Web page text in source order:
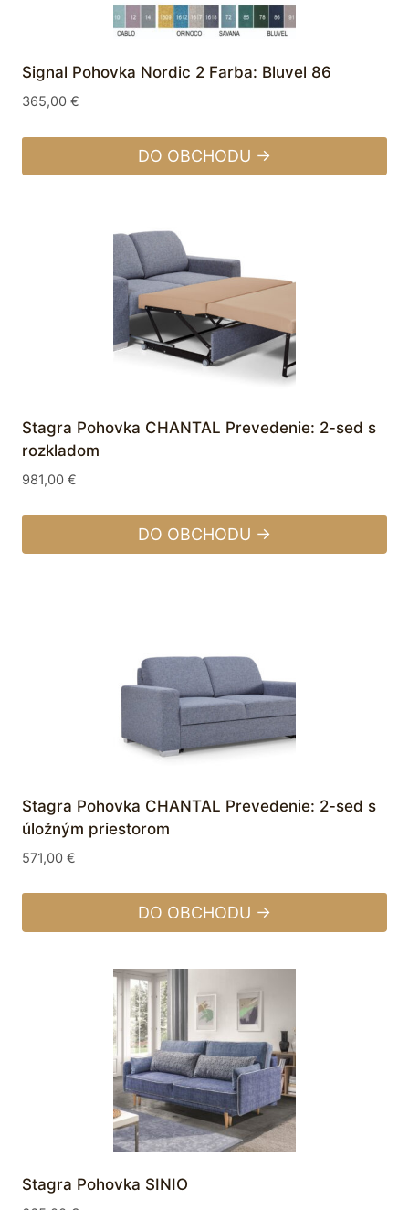
Signal Pohovka Nordic 2 Farba: Bluvel 86
365,00 €
DO OBCHODU →
Stagra Pohovka CHANTAL Prevedenie: 2-sed s
rozkladom
981,00 €
DO OBCHODU →
Stagra Pohovka CHANTAL Prevedenie: 2-sed s
úložným priestorom
571,00 €
DO OBCHODU →
Stagra Pohovka SINIO